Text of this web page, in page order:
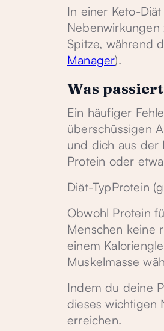
In einer Keto-
Nebenwirkungen
Spitze, während
Manager).
Was
Ein häufiger
überschüssigen
und dich aus der
Protein oder
Diät-TypProtein
Obwohl Protein
Menschen keine
einem
Muskelmasse
Indem du deine
dieses wichtigen
erreichen.